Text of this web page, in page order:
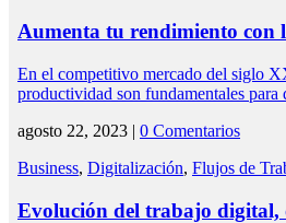
Aumenta tu rendimiento con
En el competitivo mercado del siglo
productividad son fundamentales para
agosto 22, 2023 | 0 Comentarios
Business, Digitalización, Flujos de
Evolución del trabajo